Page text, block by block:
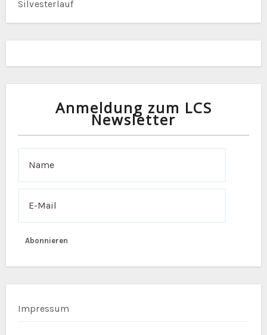
v
g
Silvesterlauf
Anmeldung zum LCS
Newsletter
Abonnieren
Impressum